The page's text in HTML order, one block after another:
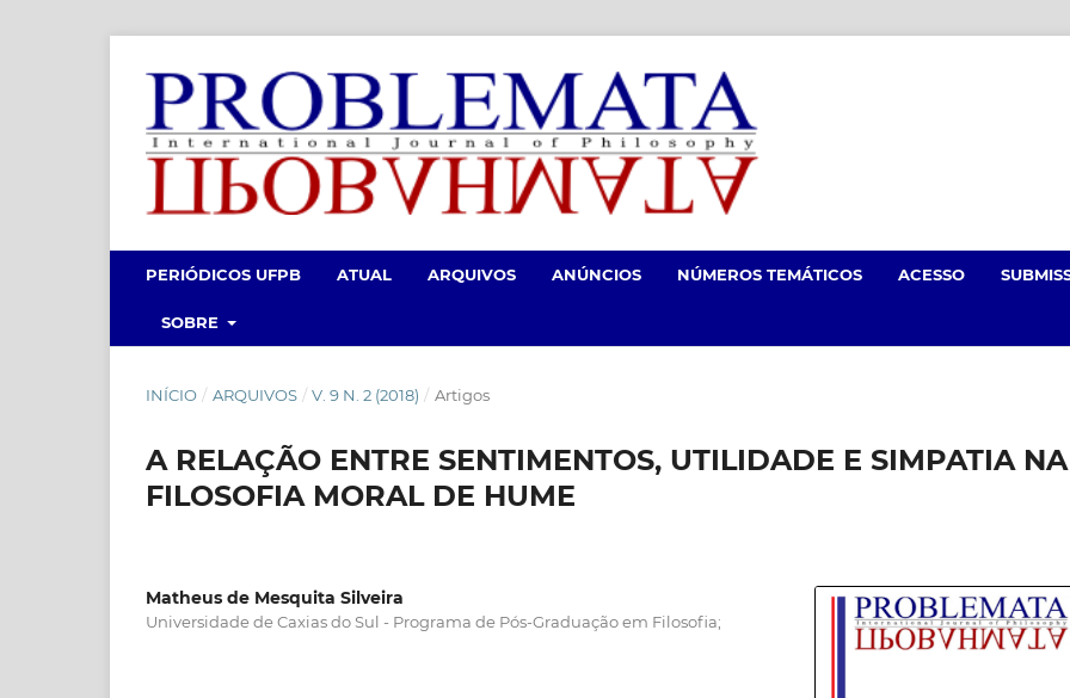
PERIÓDICOS UFPB ATUAL ARQUIVOS ANÚNCIOS NÚMEROS TEMÁTICOS ACESSO
SOBRE
INÍCIO / ARQUIVOS / V. 9 N. 2 (2018) / Artigos
A RELAÇÃO ENTRE SENTIMENTOS, UTILIDADE E SIMPATIA NA
FILOSOFIA MORAL DE HUME
Matheus de Mesquita Silveira
Universidade de Caxias do Sul - Programa de Pós-Graduação em Filosofia;